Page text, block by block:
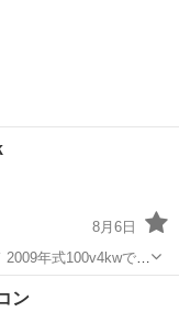
8月6日
年式100v4kwです
ざいません 喫煙履歴
りなど有ります 引き
ン